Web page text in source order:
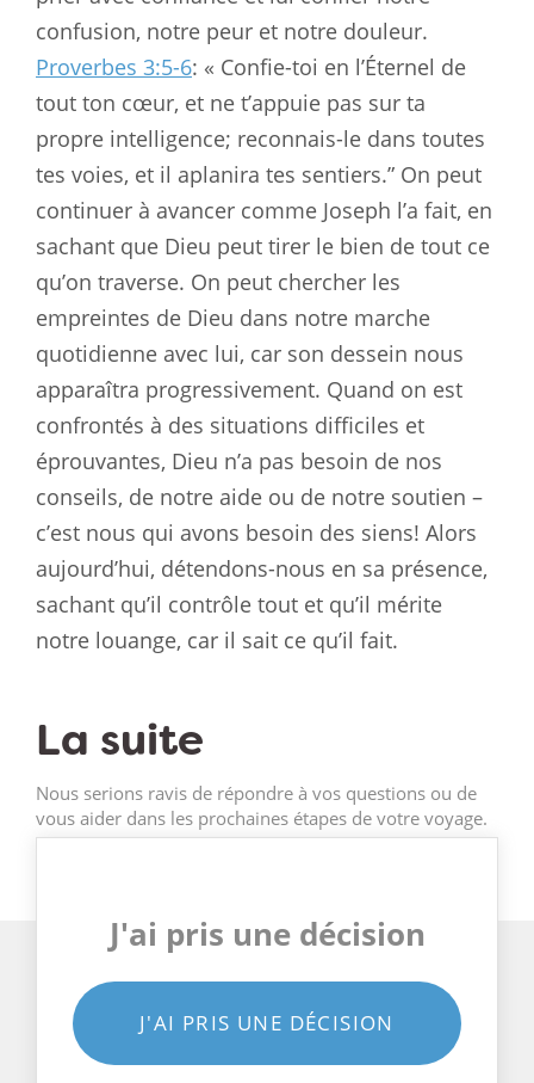
confusion, notre peur et notre douleur.
Proverbes 3:5-6: « Confie-toi en l’Éternel de
tout ton cœur, et ne t’appuie pas sur ta
propre intelligence; reconnais-le dans toutes
tes voies, et il aplanira tes sentiers.” On peut
continuer à avancer comme Joseph l’a fait, en
sachant que Dieu peut tirer le bien de tout ce
qu’on traverse. On peut chercher les
empreintes de Dieu dans notre marche
quotidienne avec lui, car son dessein nous
apparaîtra progressivement. Quand on est
confrontés à des situations difficiles et
éprouvantes, Dieu n’a pas besoin de nos
conseils, de notre aide ou de notre soutien –
c’est nous qui avons besoin des siens! Alors
aujourd’hui, détendons-nous en sa présence,
sachant qu’il contrôle tout et qu’il mérite
notre louange, car il sait ce qu’il fait.
La suite
Nous serions ravis de répondre à vos questions ou de
vous aider dans les prochaines étapes de votre voyage.
J'ai pris une décision
J'AI PRIS UNE DÉCISION